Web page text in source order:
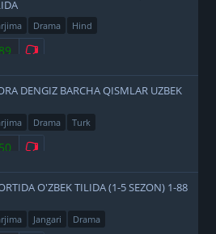
Drama Hind
DENGIZ BARCHA QISMLAR UZBEK
Drama Turk
O'ZBEK TILIDA (1-5 SEZON) 1-88
Jangari Drama